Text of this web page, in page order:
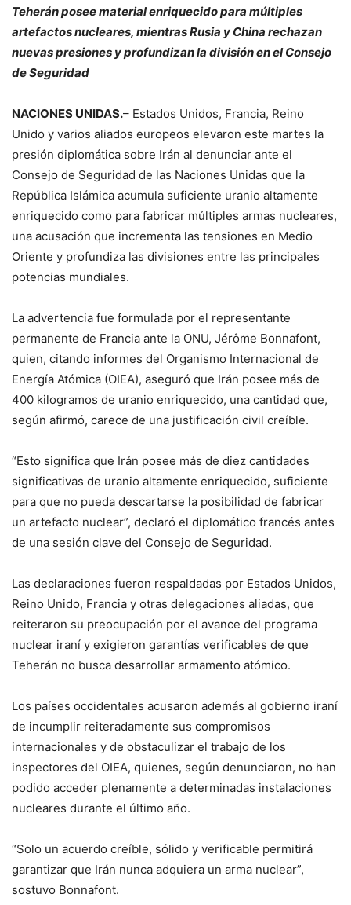
Teherán posee material enriquecido para múltiples
artefactos nucleares, mientras Rusia y China rechazan
nuevas presiones y profundizan la división en el Consejo
de Seguridad
NACIONES UNIDAS.– Estados Unidos, Francia, Reino
Unido y varios aliados europeos elevaron este martes la
presión diplomática sobre Irán al denunciar ante el
Consejo de Seguridad de las Naciones Unidas que la
República Islámica acumula suficiente uranio altamente
enriquecido como para fabricar múltiples armas nucleares,
una acusación que incrementa las tensiones en Medio
Oriente y profundiza las divisiones entre las principales
potencias mundiales.
La advertencia fue formulada por el representante
permanente de Francia ante la ONU, Jérôme Bonnafont,
quien, citando informes del Organismo Internacional de
Energía Atómica (OIEA), aseguró que Irán posee más de
400 kilogramos de uranio enriquecido, una cantidad que,
según afirmó, carece de una justificación civil creíble.
“Esto significa que Irán posee más de diez cantidades
significativas de uranio altamente enriquecido, suficiente
para que no pueda descartarse la posibilidad de fabricar
un artefacto nuclear”, declaró el diplomático francés antes
de una sesión clave del Consejo de Seguridad.
Las declaraciones fueron respaldadas por Estados Unidos,
Reino Unido, Francia y otras delegaciones aliadas, que
reiteraron su preocupación por el avance del programa
nuclear iraní y exigieron garantías verificables de que
Teherán no busca desarrollar armamento atómico.
Los países occidentales acusaron además al gobierno iraní
de incumplir reiteradamente sus compromisos
internacionales y de obstaculizar el trabajo de los
inspectores del OIEA, quienes, según denunciaron, no han
podido acceder plenamente a determinadas instalaciones
nucleares durante el último año.
“Solo un acuerdo creíble, sólido y verificable permitirá
garantizar que Irán nunca adquiera un arma nuclear”,
sostuvo Bonnafont.